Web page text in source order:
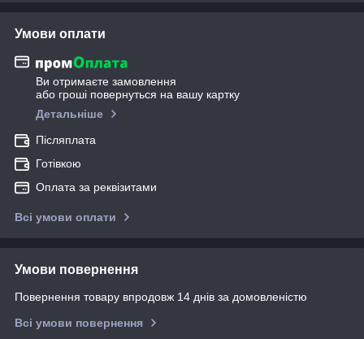
Умови оплати
Ви отримаєте замовлення
або гроші повернуться на вашу картку
Детальніше
Післяплата
Готівкою
Оплата за реквізитами
Всі умови оплати
Умови повернення
Повернення товару впродовж 14 днів за домовленістю
Всі умови повернення